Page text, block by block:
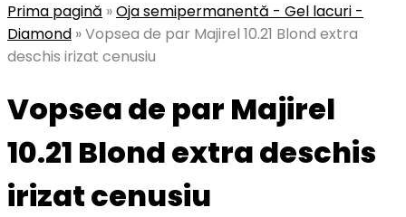
Prima pagină »Oja semipermanentă - Gel lacuri -
Diamond »Vopsea de par Majirel 10.21 Blond extra
deschis irizat cenusiu
Vopsea de par Majirel
10.21 Blond extra deschis
irizat cenusiu